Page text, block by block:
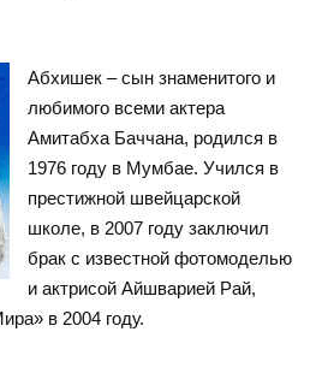
Абхишек – сын знаменитого и
любимого всеми актера
Амитабха Баччана, родился в
1976 году в Мумбае. Учился в
престижной швейцарской
школе, в 2007 году заключил
брак с известной фотомоделью
и актрисой Айшварией Рай,
в 2004 году.